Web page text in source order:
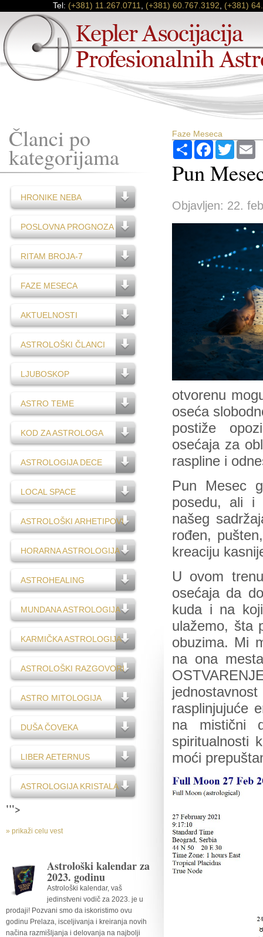
Tel: (+381) 11.267.0711 (+381) 60.767.3192 (+381)
Članci po
kategorijama
HRONIKE NEBA
POSLOVNA PROGNOZA
RITAM BROJA-7
FAZE MESECA
AKTUELNOSTI
ASTROLOŠKI ČLANCI
LJUBOSKOP
ASTRO TEME
KOD ZA ASTROLOGA
ASTROLOGIJA DECE
LOCAL SPACE
ASTROLOŠKI ARHETIPOVI
HORARNA ASTROLOGIJA
ASTROHEALING
MUNDANA ASTROLOGIJA
KARMIČKA ASTROLOGIJA
ASTROLOŠKI RAZGOVORI
ASTRO MITOLOGIJA
DUŠA ČOVEKA
LIBER AETERNUS
ASTROLOGIJA KRISTALA
'">
» prikaži celu vest
Astrološki kalendar za
2023. godinu
Astrološki kalendar, vaš
jedinstveni vodič za 2023. je u
prodaji! Pozvani smo da iskoristimo ovu
godinu Prelaza, isceljivanja i kreiranja novih
načina razmišljanja i delovanja na najbolji
Faze Meseca
PodijeliFacebook
Twitter
Pun
Objavljen: 22.
otvorenu
oseća
postiže
osećaja za
raspline i
Pun Mesec
posedu, ali i
našeg
rođen,
kreaciju
U ovom
osećaja da
kuda i na
ulažemo, šta
obuzima. Mi
na ona
rasplinjujuće
na mistični
spiritualnosti
moći